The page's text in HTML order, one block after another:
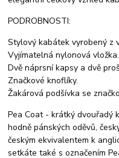
PODROBNOSTI:
Stylový kabátek vyrobený z
Vyjímatelná nylonová vložka.
Dvě náprsní kapsy a dvě
Značkové knoflíky.
Žakárová podšívka se
Pea Coat - krátký dvouřadý
hodně pánských oděvů,
českým ekvivalentem k
setkáte také s označením